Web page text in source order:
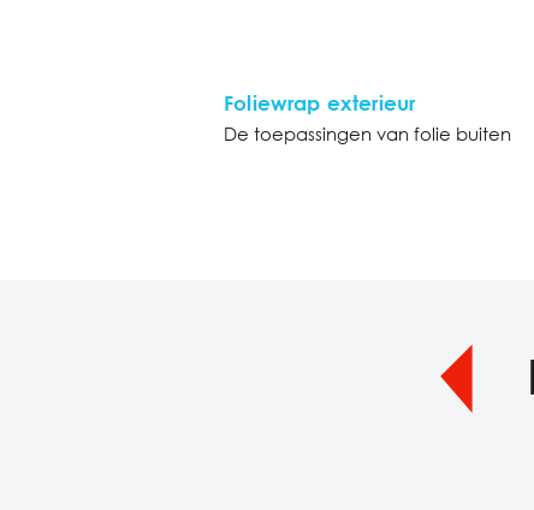
Foliewrap exterieur
De toepassingen van folie buiten